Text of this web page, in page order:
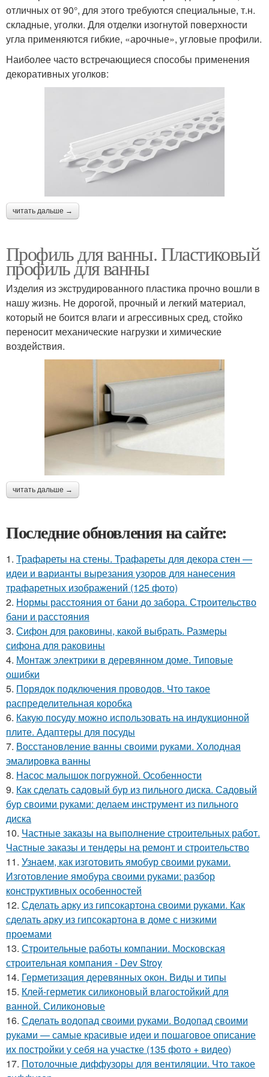
отличных от 90°, для этого требуются специальные, т.н.
складные, уголки. Для отделки изогнутой поверхности
угла применяются гибкие, «арочные», угловые профили.
Наиболее часто встречающиеся способы применения
декоративных уголков:
читать дальше →
Профиль для ванны. Пластиковый
профиль для ванны
Изделия из экструдированного пластика прочно вошли в
нашу жизнь. Не дорогой, прочный и легкий материал,
который не боится влаги и агрессивных сред, стойко
переносит механические нагрузки и химические
воздействия.
читать дальше →
Последние обновления на сайте:
1. Трафареты на стены. Трафареты для декора стен —
идеи и варианты вырезания узоров для нанесения
трафаретных изображений (125 фото)
2. Нормы расстояния от бани до забора. Строительство
бани и расстояния
3. Сифон для раковины, какой выбрать. Размеры
сифона для раковины
4. Монтаж электрики в деревянном доме. Типовые
ошибки
5. Порядок подключения проводов. Что такое
распределительная коробка
6. Какую посуду можно использовать на индукционной
плите. Адаптеры для посуды
7. Восстановление ванны своими руками. Холодная
эмалировка ванны
8. Насос малышок погружной. Особенности
9. Как сделать садовый бур из пильного диска. Садовый
бур своими руками: делаем инструмент из пильного
диска
10. Частные заказы на выполнение строительных работ.
Частные заказы и тендеры на ремонт и строительство
11. Узнаем, как изготовить ямобур своими руками.
Изготовление ямобура своими руками: разбор
конструктивных особенностей
12. Сделать арку из гипсокартона своими руками. Как
сделать арку из гипсокартона в доме с низкими
проемами
13. Строительные работы компании. Московская
строительная компания - Dev Stroy
14. Герметизация деревянных окон. Виды и типы
15. Клей-герметик силиконовый влагостойкий для
ванной. Силиконовые
16. Сделать водопад своими руками. Водопад своими
руками — самые красивые идеи и пошаговое описание
их постройки у себя на участке (135 фото + видео)
17. Потолочные диффузоры для вентиляции. Что такое